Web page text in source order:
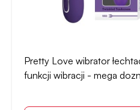
Pretty Love wibrator
funkcji wibracji - mega